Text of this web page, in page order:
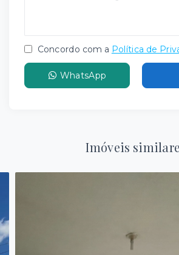
Concordo com a Política de
WhatsApp
Imóveis